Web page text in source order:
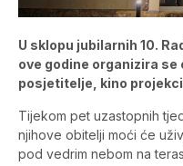
U sklopu jubilarnih 10.
ove godine organizira
posjetitelje, kino
Tijekom pet uzastopnih
njihove obitelji moći će
pod vedrim nebom na